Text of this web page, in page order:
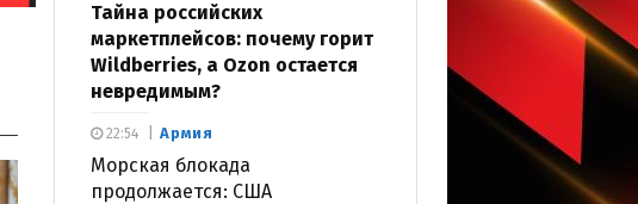
Тайна российских
маркетплейсов: почему горит
Wildberries, а Ozon остается
невредимым?
Армия
Морская блокада
продолжается: США
22:54